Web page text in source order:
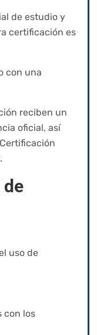
de estudio y
certificación es
con una
reciben un
oficial, así
uso de
con los